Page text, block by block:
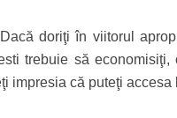
doriţi în viitorul
trebuie să
impresia că puteţi